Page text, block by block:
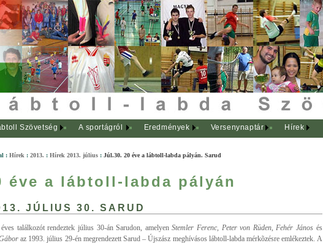
Szövetség A sportágról Eredmények Versenynaptár Hírek
: Hírek : 2013. : Hírek 2013. július: Júl.30. 20 éve a lábtoll-labda pályán. Sarud
éve a lábtoll-labda pályán
JÚLIUS 30. SARUD
találkozót rendeztek július 30-án Sarudon, amelyenStemler Ferenc, Peter von Rüden, Fehér Jánosés
az 1993. július 29-én megrendezett Sarud – Újszász meghívásos lábtoll-labda mérkõzésre emlékeztek. A